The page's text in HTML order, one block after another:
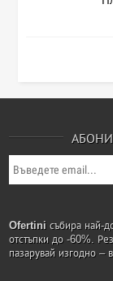
Ofertini събира най-
отстъпки до -60%.
пазарувай изгодно –